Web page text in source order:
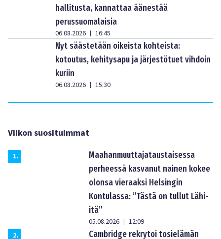
hallitusta, kannattaa äänestää
perussuomalaisia
06.08.2026 | 16:45
Nyt säästetään oikeista kohteista:
kotoutus, kehitysapu ja järjestötuet vihdoin
kuriin
06.08.2026 | 15:30
Viikon suosituimmat
1.
Maahanmuuttajataustaisessa
perheessä kasvanut nainen kokee
olonsa vieraaksi Helsingin
Kontulassa: ”Tästä on tullut Lähi-
itä”
05.08.2026 | 12:09
2. Cambridge rekrytoi tosielämän